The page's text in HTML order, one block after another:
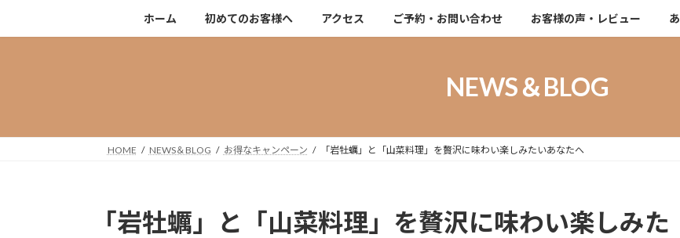
キ
に
ホーム 初めてのお客様へ アクセス ご予約・お問い合わせ お客様の声・レビュー
NEWS＆BLOG
HOME NEWS＆BLOG お得なキャンペーン 「岩牡蠣」と「山菜料理」を贅沢に味わい楽しみたいあなたへ
「岩牡蠣」と「山菜料理」を贅沢に味わい楽しみた